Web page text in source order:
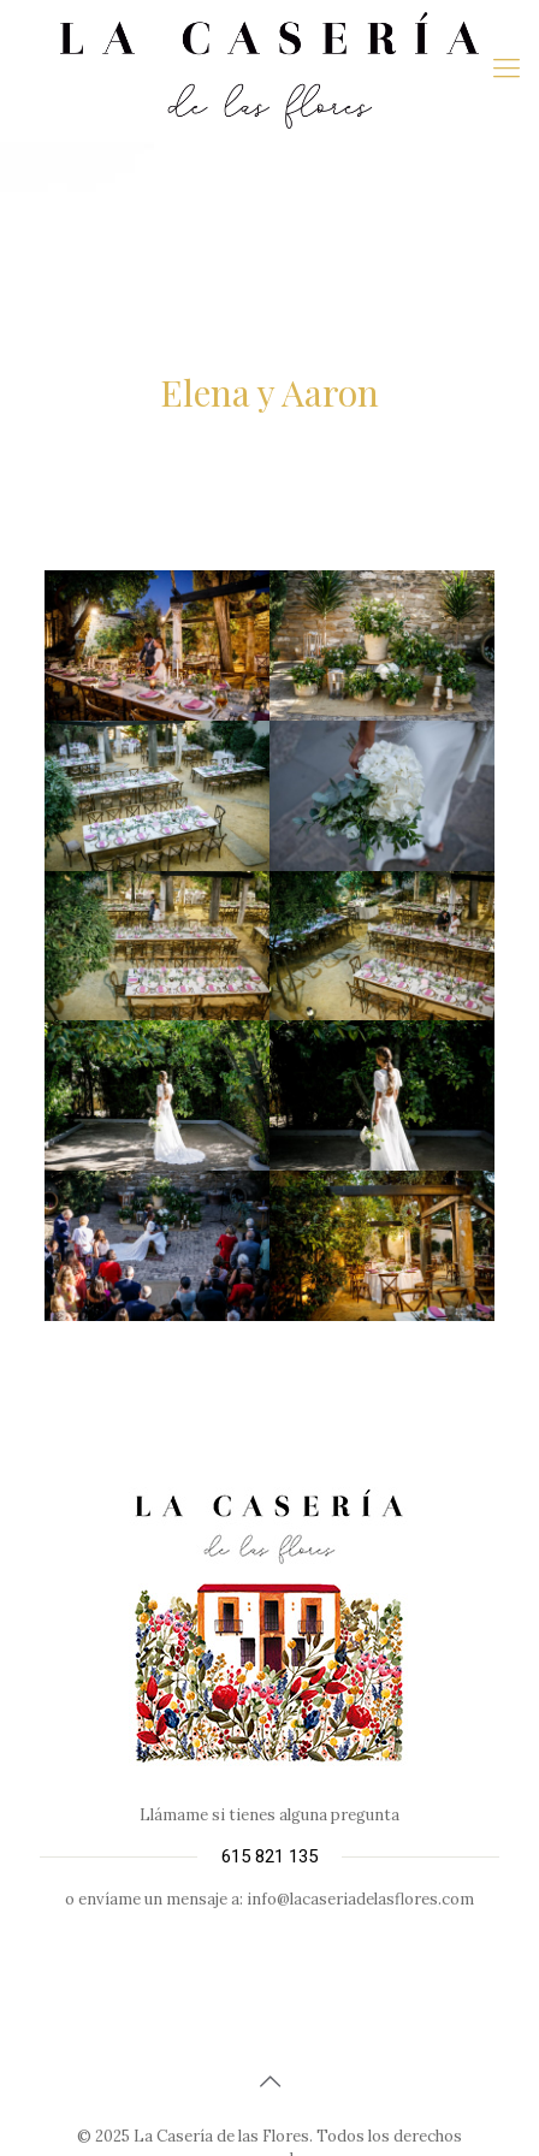
Elena y Aaron
Llámame si tienes alguna pregunta
615 821 135
o envíame un mensaje a: info@lacaseriadelasflores.com
© 2025 La Casería de las Flores. Todos los derechos